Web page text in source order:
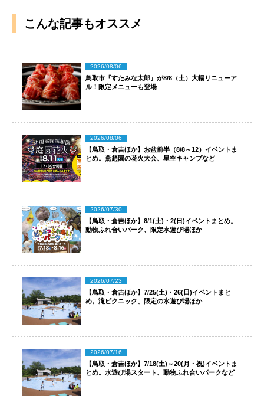
こんな記事もオススメ
2026/08/06
鳥取市『すたみな太郎』が8/8（土）大幅リニューア
ル！限定メニューも登場
2026/08/06
【鳥取・倉吉ほか】お盆前半（8/8～12）イベントま
とめ。燕趙園の花火大会、星空キャンプなど
2026/07/30
【鳥取・倉吉ほか】8/1(土)・2(日)イベントまとめ。
動物ふれ合いパーク、限定水遊び場ほか
2026/07/23
【鳥取・倉吉ほか】7/25(土)・26(日)イベントまと
め。滝ピクニック、限定の水遊び場ほか
2026/07/16
【鳥取・倉吉ほか】7/18(土)～20(月・祝)イベントま
とめ。水遊び場スタート、動物ふれ合いパークなど